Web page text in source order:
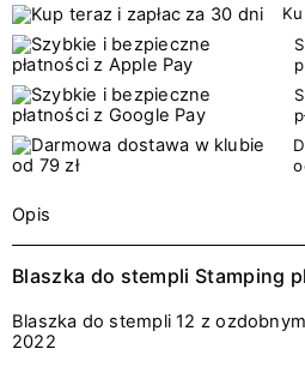
Opis
Blaszka do stempli Stamping
Blaszka do stempli 12 z
2022